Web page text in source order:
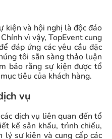
kiện và hội nghị là độc đáo
vì vậy, TopEvent cung
đáp ứng các yêu cầu đặc
tôi sẵn sàng thảo luận
bảo rằng sự kiện được tổ
tiêu của khách hàng.
vụ
dịch vụ liên quan đến tổ
kế sân khấu, trình chiếu,
lý sự kiện và cung cấp các